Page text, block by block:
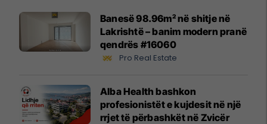
Banesë 98.96m² në shitje në
Lakrishtë – banim modern pranë
qendrës #16060
Pro Real Estate
Alba Health bashkon
profesionistët e kujdesit në një
rrjet të përbashkët në Zvicër